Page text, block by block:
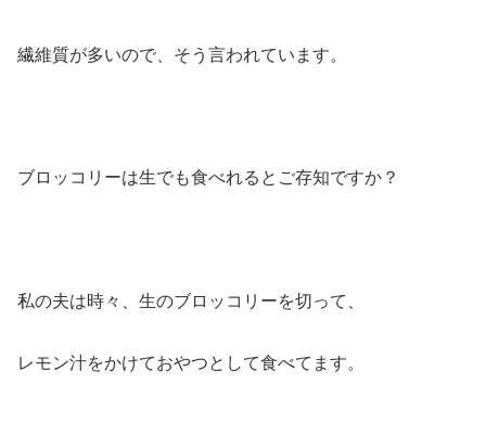
繊維質が多いので、そう言われています。
ブロッコリーは生でも食べれるとご存知ですか？
私の夫は時々、生のブロッコリーを切って、
レモン汁をかけておやつとして食べてます。